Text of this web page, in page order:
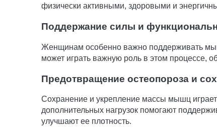
физически активными, здоровыми и
Поддержание силы и
Женщинам особенно важно поддерживать
может играть важную роль в этом процессе,
Предотвращение остеопороза и
Сохранение и укрепление массы мышц
дополнительных нагрузок помогают
улучшают ее плотность.